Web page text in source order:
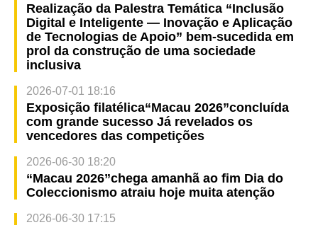
Realização da Palestra Temática “Inclusão
Digital e Inteligente — Inovação e Aplicação
de Tecnologias de Apoio” bem-sucedida em
prol da construção de uma sociedade
inclusiva
2026-07-01 18:16
Exposição filatélica“Macau 2026”concluída
com grande sucesso Já revelados os
vencedores das competições
2026-06-30 18:20
“Macau 2026”chega amanhã ao fim Dia do
Coleccionismo atraiu hoje muita atenção
2026-06-30 17:15